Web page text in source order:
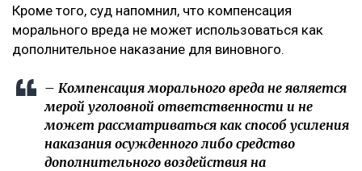
обстоятельств дела, характера нравственных
страданий потерпевшего, степени вины
осужденного, а также требований разумности и
отдельно указала, что несогласие потерпевшего с
присужденной суммой само по себе не
свидетельствует о незаконности судебного
решения.